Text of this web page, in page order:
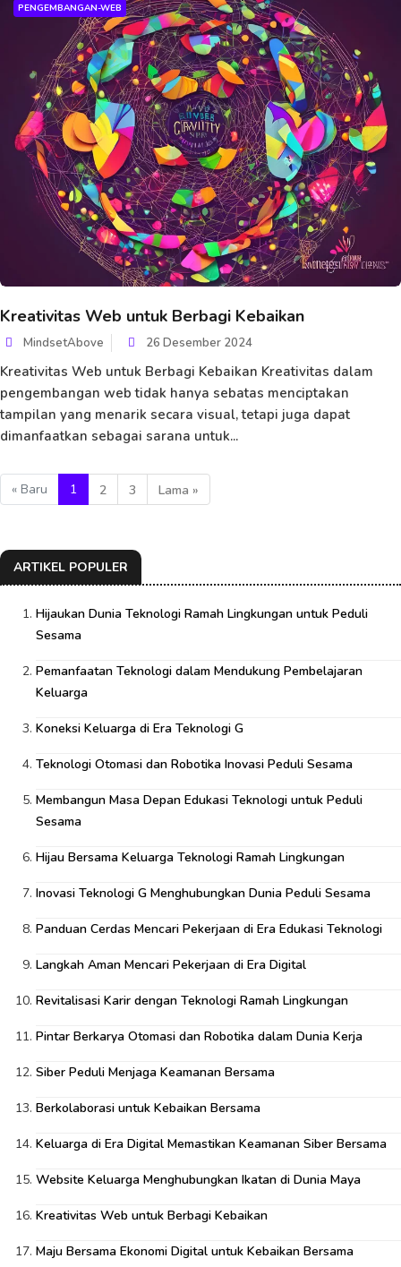
PENGEMBANGAN-WEB
Kreativitas Web untuk Berbagi Kebaikan
MindsetAbove 26 Desember 2024
Kreativitas Web untuk Berbagi Kebaikan Kreativitas dalam
pengembangan web tidak hanya sebatas menciptakan
tampilan yang menarik secara visual, tetapi juga dapat
dimanfaatkan sebagai sarana untuk...
« Baru 1 2 3 Lama »
ARTIKEL POPULER
Hijaukan Dunia Teknologi Ramah Lingkungan untuk Peduli
Sesama
Pemanfaatan Teknologi dalam Mendukung Pembelajaran
Keluarga
Koneksi Keluarga di Era Teknologi G
Teknologi Otomasi dan Robotika Inovasi Peduli Sesama
Membangun Masa Depan Edukasi Teknologi untuk Peduli
Sesama
Hijau Bersama Keluarga Teknologi Ramah Lingkungan
Inovasi Teknologi G Menghubungkan Dunia Peduli Sesama
Panduan Cerdas Mencari Pekerjaan di Era Edukasi Teknologi
Langkah Aman Mencari Pekerjaan di Era Digital
Revitalisasi Karir dengan Teknologi Ramah Lingkungan
Pintar Berkarya Otomasi dan Robotika dalam Dunia Kerja
Siber Peduli Menjaga Keamanan Bersama
Berkolaborasi untuk Kebaikan Bersama
Keluarga di Era Digital Memastikan Keamanan Siber Bersama
Website Keluarga Menghubungkan Ikatan di Dunia Maya
Kreativitas Web untuk Berbagi Kebaikan
Maju Bersama Ekonomi Digital untuk Kebaikan Bersama